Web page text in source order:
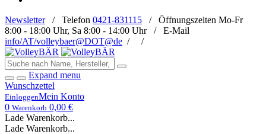
Newsletter/ Telefon 0421-831115 / Öffnungszeiten Mo-Fr
8:00 - 18:00 Uhr, Sa 8:00 - 14:00 Uhr / E-Mail
info/AT/volleybaer@DOT@de / /
Expand menu
Wunschzettel
EinloggenMein Konto
0 Warenkorb 0,00 €
Lade Warenkorb...
Lade Warenkorb...